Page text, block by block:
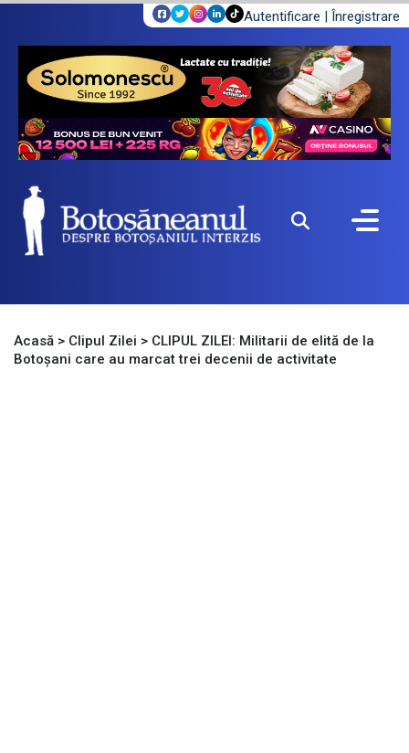
Autentificare | Înregistrare
Acasă > Clipul Zilei > CLIPUL ZILEI: Militarii de elită de la
Botoșani care au marcat trei decenii de activitate